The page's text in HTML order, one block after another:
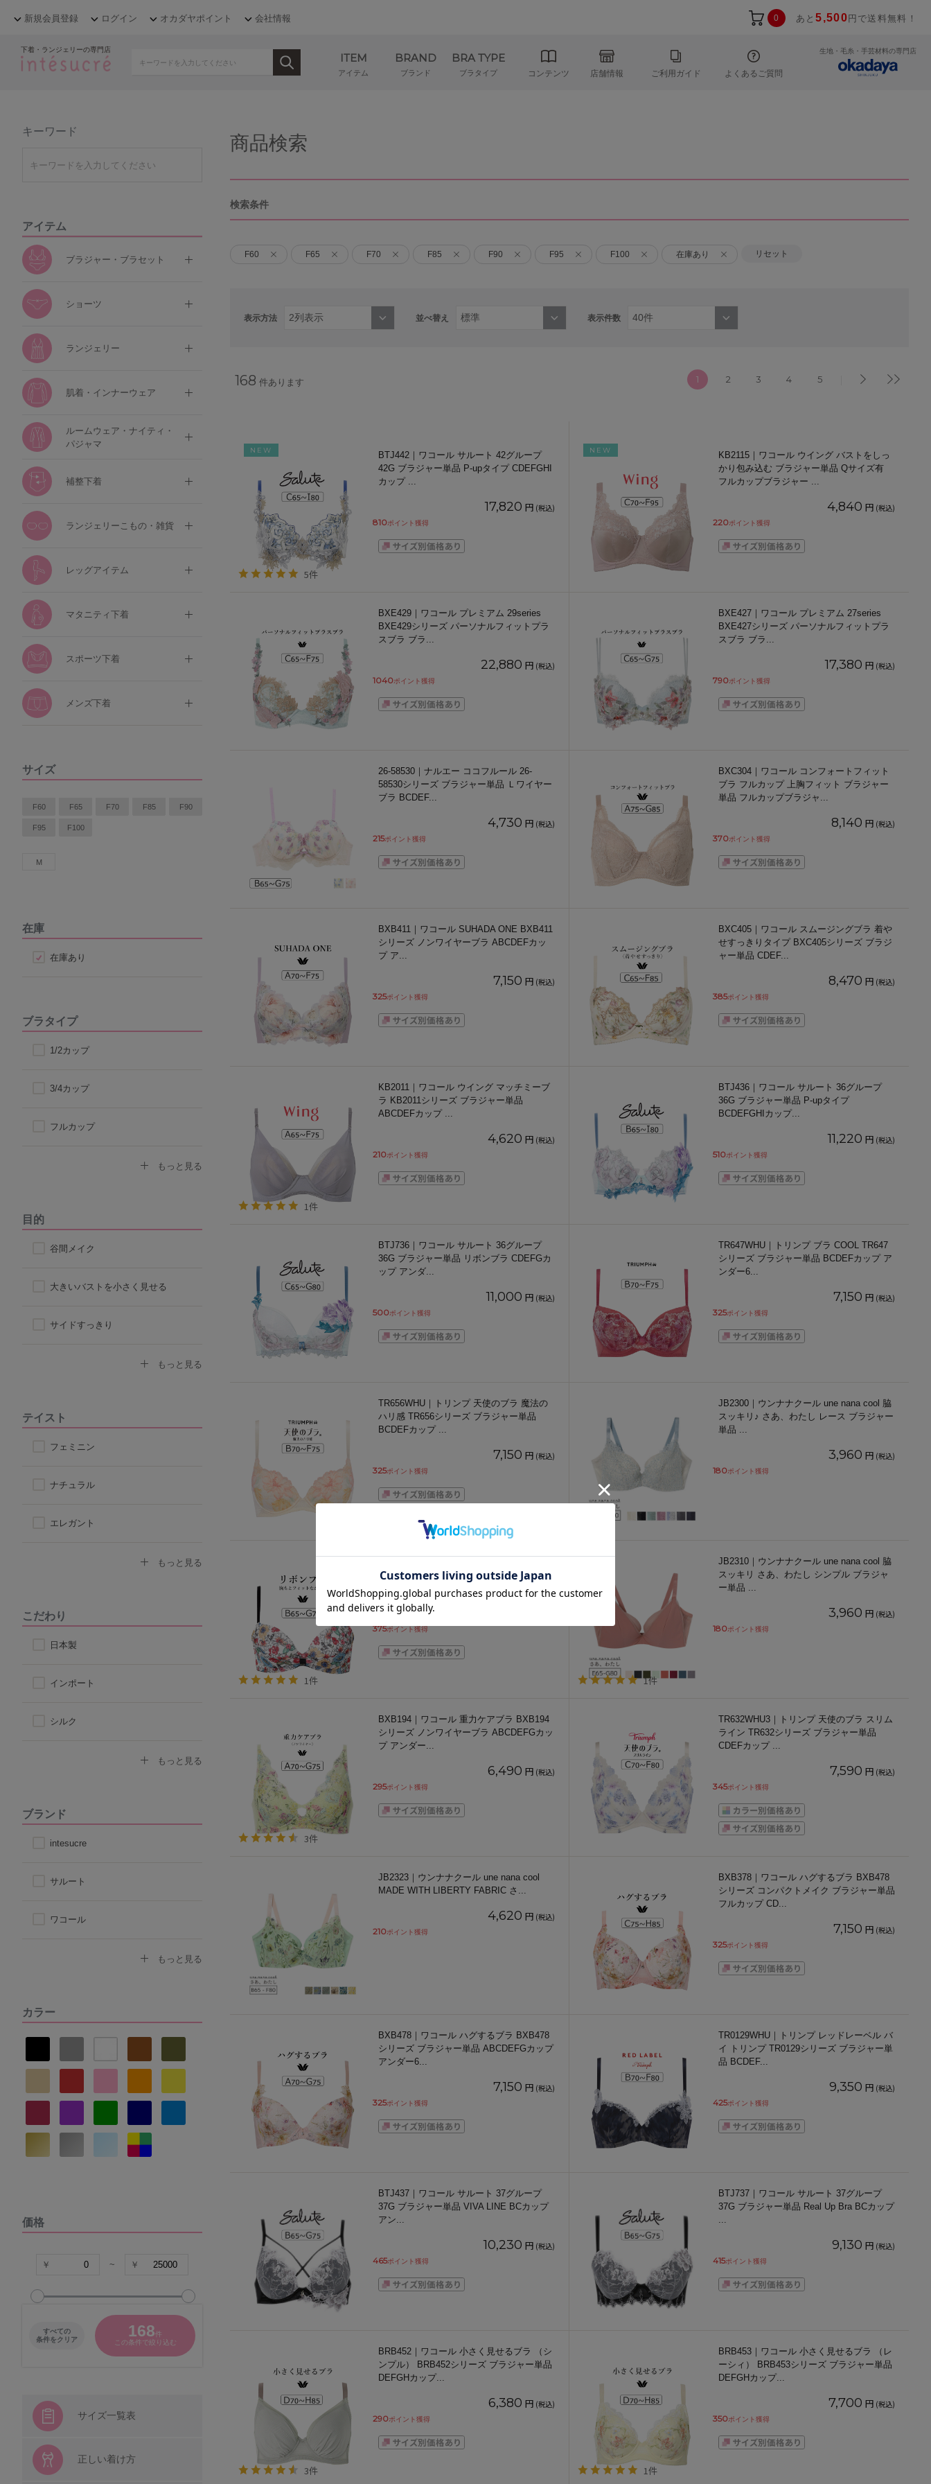
新規会員登録 ログイン オカダヤポイント 会社情報 0 あと5,500 円で送料無料！
下着・ランジェリーの専門店
ITEM
アイテム
BRAND
ブランド
BRA TYPE
ブラタイプ コンテンツ 店舗情報 ご利用ガイド よくあるご質問
生地・毛糸・手芸材料の専門店
キーワード
アイテム
ブラジャー・ブラセット
ショーツ
ランジェリー
肌着・インナーウェア
ルームウェア・ナイティ・
パジャマ
補整下着
ランジェリーこもの・雑貨
レッグアイテム
マタニティ下着
スポーツ下着
メンズ下着
サイズ
F60 F65 F70 F85 F90
F95 F100
M
在庫
在庫あり
ブラタイプ
1/2カップ
3/4カップ
フルカップ
4/5カップ
もっと見る
目的
谷間メイク
大きいバストを小さく見せる
サイドすっきり
ストラップレス
もっと見る
テイスト
フェミニン
ナチュラル
エレガント
もっと見る
こだわり
日本製
インポート
シルク
もっと見る
ブランド
intesucre
サルート
ワコール
ナルエー
COCO Linge
グラマープリンセス
パナシェ
シシフィーユ
ウンナナクール
もっと見る
カラー
価格
~
すべての
条件をクリア
168件
この条件で絞り込む
サイズ一覧表
正しい着け方
商品検索
検索条件
F60 F65 F70 F85 F90 F95 F100 在庫あり リセット
表示方法 並べ替え 表示件数
168 件あります 1 2 3 4 5
NEW
BTJ442｜ワコール サルート 42グループ
42G ブラジャー単品 P-upタイプ CDEFGHI
カップ ...
5件
17,820 円 (税込)
810ポイント獲得
NEW
KB2115｜ワコール ウイング バストをしっ
かり包み込む ブラジャー単品 Qサイズ有
フルカップブラジャー ...
4,840 円 (税込)
220ポイント獲得
BXE429｜ワコール プレミアム 29series
BXE429シリーズ パーソナルフィットプラ
スブラ ブラ ...
22,880 円 (税込)
1040ポイント獲得
BXE427｜ワコール プレミアム 27series
BXE427シリーズ パーソナルフィットプラ
スブラ ブラ ...
17,380 円 (税込)
790ポイント獲得
26-58530｜ナルエー ココフルール 26-
58530シリーズ ブラジャー単品 Ｌワイヤー
ブラ BCDEF...
4,730 円 (税込)
215ポイント獲得
BXC304｜ワコール コンフォートフィット
ブラ フルカップ 上胸フィット ブラジャー
単品 フルカップブラジャ ...
8,140 円 (税込)
370ポイント獲得
BXB411｜ワコール SUHADA ONE BXB411
シリーズ ノンワイヤーブラ ABCDEFカッ
プ ア...
7,150 円 (税込)
325ポイント獲得
BXC405｜ワコール スムージングブラ 着や
せすっきりタイプ BXC405シリーズ ブラジ
ャー単品 CDEF...
8,470 円 (税込)
385ポイント獲得
KB2011｜ワコール ウイング マッチミーブ
ラ KB2011シリーズ ブラジャー単品
ABCDEFカップ ...
1件
4,620 円 (税込)
210ポイント獲得
BTJ436｜ワコール サルート 36グループ
36G ブラジャー単品 P-upタイプ
BCDEFGHIカップ...
11,220 円 (税込)
510ポイント獲得
BTJ736｜ワコール サルート 36グループ
36G ブラジャー単品 リボンブラ CDEFGカ
ップ アンダ...
11,000 円 (税込)
500ポイント獲得
TR647WHU｜トリンプ ブラ COOL TR647
シリーズ ブラジャー単品 BCDEFカップ ア
ンダー6...
7,150 円 (税込)
325ポイント獲得
TR656WHU｜トリンプ 天使のブラ 魔法の
ハリ感 TR656シリーズ ブラジャー単品
BCDEFカップ ...
7,150 円 (税込)
325ポイント獲得
JB2300｜ウンナナクール une nana cool 脇
スッキリ♪ さあ、わたし レース ブラジャー
単品 ...
3,960 円 (税込)
180ポイント獲得
リーズ ブラジャー単品 BCDEFGカップ ア
ンダー65/ ...
1件
375ポイント獲得
JB2310｜ウンナナクール une nana cool 脇
スッキリ さあ、わたし シンプル ブラジャ
ー単品 ...
1件
3,960 円 (税込)
180ポイント獲得
BXB194｜ワコール 重力ケアブラ BXB194
シリーズ ノンワイヤーブラ ABCDEFGカッ
プ アンダー...
3件
6,490 円 (税込)
295ポイント獲得
TR632WHU3｜トリンプ 天使のブラ スリム
ライン TR632シリーズ ブラジャー単品
CDEFカップ ...
7,590 円 (税込)
345ポイント獲得
JB2323｜ウンナナクール une nana cool
MADE WITH LIBERTY FABRIC さ ...
4,620 円 (税込)
210ポイント獲得
BXB378｜ワコール ハグするブラ BXB478
シリーズ コンパクトメイク ブラジャー単品
フルカップ CD...
7,150 円 (税込)
325ポイント獲得
BXB478｜ワコール ハグするブラ BXB478
シリーズ ブラジャー単品 ABCDEFGカップ
アンダー6...
7,150 円 (税込)
325ポイント獲得
TR0129WHU｜トリンプ レッドレーベル バ
イ トリンプ TR0129シリーズ ブラジャー単
品 BCDEF...
9,350 円 (税込)
425ポイント獲得
BTJ437｜ワコール サルート 37グループ
37G ブラジャー単品 VIVA LINE BCカップ
アン...
10,230 円 (税込)
465ポイント獲得
BTJ737｜ワコール サルート 37グループ
37G ブラジャー単品 Real Up Bra BCカップ
...
9,130 円 (税込)
415ポイント獲得
BRB452｜ワコール 小さく見せるブラ （シ
ンプル） BRB452シリーズ ブラジャー単品
DEFGHカップ...
3件
6,380 円 (税込)
290ポイント獲得
BRB453｜ワコール 小さく見せるブラ （レ
ーシィ） BRB453シリーズ ブラジャー単品
DEFGHカップ...
1件
7,700 円 (税込)
350ポイント獲得